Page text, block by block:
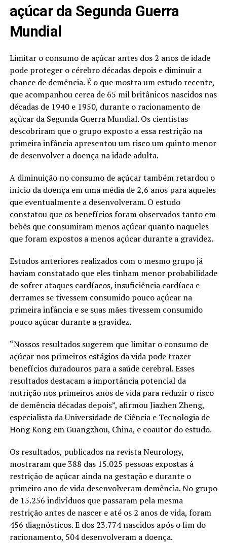
açúcar da Segunda Guerra
Mundial
Limitar o consumo de açúcar antes dos 2 anos de idade
pode proteger o cérebro décadas depois e diminuir a
chance de demência. É o que mostra um estudo recente,
que acompanhou cerca de 65 mil britânicos nascidos nas
décadas de 1940 e 1950, durante o racionamento de
açúcar da Segunda Guerra Mundial. Os cientistas
descobriram que o grupo exposto a essa restrição na
primeira infância apresentou um risco um quinto menor
de desenvolver a doença na idade adulta.
A diminuição no consumo de açúcar também retardou o
início da doença em uma média de 2,6 anos para aqueles
que eventualmente a desenvolveram. O estudo
constatou que os benefícios foram observados tanto em
bebês que consumiram menos açúcar quanto naqueles
que foram expostos a menos açúcar durante a gravidez.
Estudos anteriores realizados com o mesmo grupo já
haviam constatado que eles tinham menor probabilidade
de sofrer ataques cardíacos, insuficiência cardíaca e
derrames se tivessem consumido pouco açúcar na
primeira infância e se suas mães tivessem consumido
pouco açúcar durante a gravidez.
“Nossos resultados sugerem que limitar o consumo de
açúcar nos primeiros estágios da vida pode trazer
benefícios duradouros para a saúde cerebral. Esses
resultados destacam a importância potencial da
nutrição nos primeiros anos de vida para reduzir o risco
de demência décadas depois”, afirmou Jiazhen Zheng,
especialista da Universidade de Ciência e Tecnologia de
Hong Kong em Guangzhou, China, e coautor do estudo.
Os resultados, publicados na revista Neurology,
mostraram que 388 das 15.025 pessoas expostas à
restrição de açúcar ainda na gestação e durante o
primeiro ano de vida desenvolveram demência. No grupo
de 15.256 indivíduos que passaram pela mesma
restrição antes de nascer e até os 2 anos de vida, foram
456 diagnósticos. E dos 23.774 nascidos após o fim do
racionamento, 504 desenvolveram a doença.